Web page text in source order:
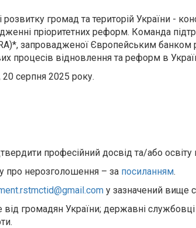
громад та територій України -
пріоритетних реформ. Команда
запровадженої Європейським банком
процесів відновлення та реформ в
серпня 2025 року.
професійний досвід та/або
про нерозголошення – за посиланням.
у зазначений вище
громадян України; державні службовці